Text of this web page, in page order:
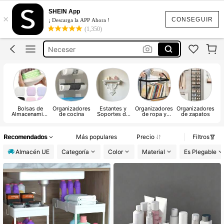
CONSEGUIR
×
SHEIN App
¡ Descarga la APP Ahora !
(1,350)
Organizador Maquillaje
Joyero
Neceser
Organizador Maquillaje
Bolsas de
Almacenamien
Organizadores
de cocina
Estantes y
Soportes de
Organizadores
de ropa y
Organizadores
de zapatos
Recomendados Más populares Precio
Filtros
Almacén UE
Categoría Color Material Es Plegable